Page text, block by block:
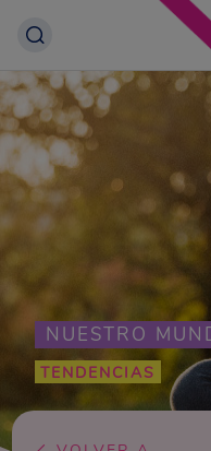
NUESTRO
TENDENCIAS